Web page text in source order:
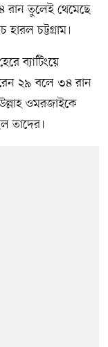
রান তুলেই থেমেছে
চট্টগ্রাম।
ব্যাটিংয়ে
২৯ বলে ৩৪ রান
ওমরজাইকে
তাদের।